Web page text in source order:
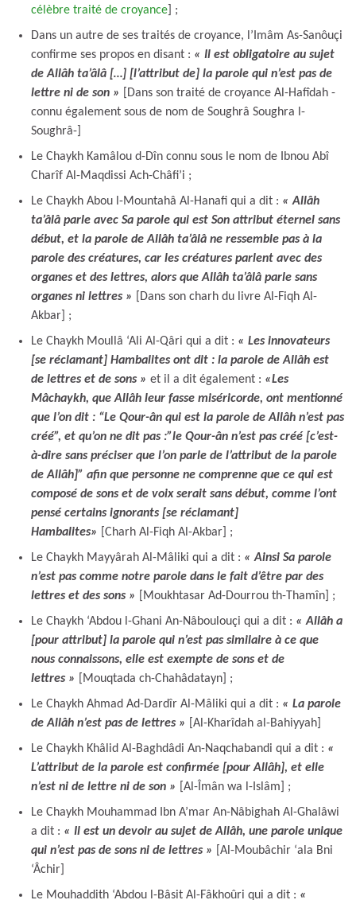
célèbre traité de croyance ] ;
Dans un autre de ses traités de croyance, l’Imâm As-Sanôuçi
confirme ses propos en disant : « Il est obligatoire au sujet
de Allâh ta’âlâ […] [l’attribut de] la parole qui n’est pas de
lettre ni de son »
[Dans son traité de croyance Al-Hafîdah -
connu également sous de nom de Soughrâ Soughra l-
Soughrâ-]
Le Chaykh Kamâlou d-Dîn connu sous le nom de Ibnou Abî
Charîf Al-Maqdissi Ach-Châfi’i ;
Le Chaykh Abou l-Mountahâ Al-Hanafi qui a dit : « Allâh
ta’âlâ parle avec Sa parole qui est Son attribut éternel sans
début, et la parole de Allâh ta’âlâ ne ressemble pas à la
parole des créatures, car les créatures parlent avec des
organes et des lettres, alors que Allâh ta’âlâ parle sans
organes ni lettres »
[Dans son charh du livre Al-Fiqh Al-
Akbar] ;
Le Chaykh Moullâ ‘Ali Al-Qâri qui a dit : « Les innovateurs
[se réclamant] Hambalites ont dit : la parole de Allâh est
de lettres et de sons » et il a dit également : «Les
Mâchaykh, que Allâh leur fasse miséricorde, ont mentionné
que l’on dit : “Le Qour-ân qui est la parole de Allâh n’est pas
créé”, et qu’on ne dit pas :”le Qour-ân n’est pas créé [c’est-
à-dire sans préciser que l’on parle de l’attribut de la parole
de Allâh]” afin que personne ne comprenne que ce qui est
composé de sons et de voix serait sans début, comme l’ont
pensé certains ignorants [se réclamant]
Hambalites»
[Charh Al-Fiqh Al-Akbar] ;
Le Chaykh Mayyârah Al-Mâliki qui a dit : « Ainsi Sa parole
n’est pas comme notre parole dans le fait d’être par des
lettres et des sons »
[Moukhtasar Ad-Dourrou th-Thamîn] ;
Le Chaykh ‘Abdou l-Ghani An-Nâboulouçi qui a dit : « Allâh a
[pour attribut] la parole qui n’est pas similaire à ce que
nous connaissons, elle est exempte de sons et de
lettres »
[Mouqtada ch-Chahâdatayn] ;
Le Chaykh Ahmad Ad-Dardîr Al-Mâliki qui a dit : « La parole
de Allâh n’est pas de lettres »
[Al-Kharîdah al-Bahiyyah]
Le Chaykh Khâlid Al-Baghdâdi An-Naqchabandi qui a dit : «
L’attribut de la parole est confirmée [pour Allâh], et elle
n’est ni de lettre ni de son »
[Al-Îmân wa l-Islâm] ;
Le Chaykh Mouhammad Ibn A’mar An-Nâbighah Al-Ghalâwi
a dit : « Il est un devoir au sujet de Allâh, une parole unique
qui n’est pas de sons ni de lettres »
[Al-Moubâchir ‘ala Bni
‘Âchir]
Le Mouhaddith ‘Abdou l-Bâsit Al-Fâkhoûri qui a dit : «